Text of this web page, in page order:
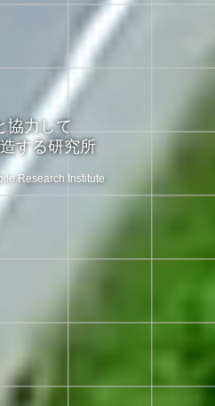
協力して
する研究所
Research Institute